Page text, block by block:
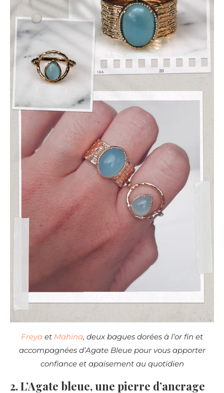
Freya et Mahina, deux bagues dorées à l’or fin et
accompagnées d’Agate Bleue pour vous apporter
confiance et apaisement au quotidien
2. L’Agate bleue, une pierre d’ancrage